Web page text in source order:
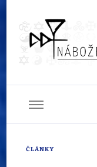
ČLÁNKY